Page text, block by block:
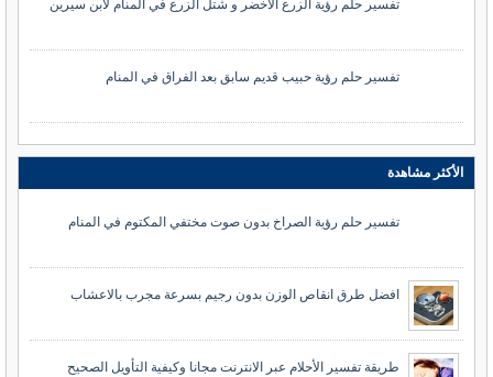
تفسير حلم رؤية الزرع الأخضر و شتل الزرع في المنام لابن سيرين
تفسير حلم رؤية حبيب قديم سابق بعد الفراق في المنام
الأكثر مشاهدة
تفسير حلم رؤية الصراخ بدون صوت مختفي المكتوم في المنام
افضل طرق انقاص الوزن بدون رجيم بسرعة مجرب بالاعشاب
طريقة تفسير الأحلام عبر الانترنت مجانا وكيفية التأويل الصحيح